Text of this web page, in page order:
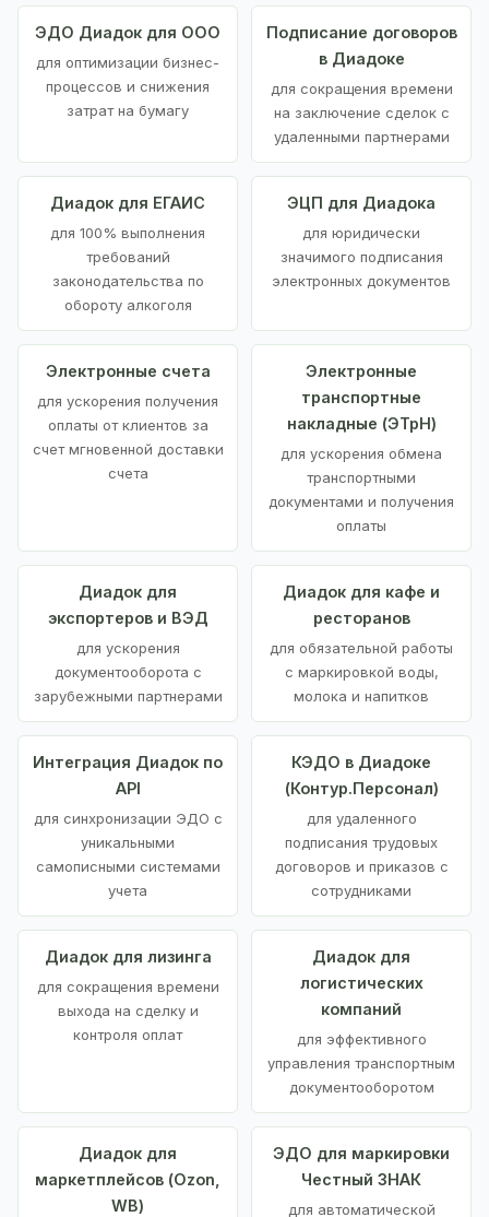
ЭДО Диадок для ООО
для оптимизации бизнес-
процессов и снижения
затрат на бумагу
Подписание договоров
в Диадоке
для сокращения времени
на заключение сделок с
удаленными партнерами
Диадок для ЕГАИС
для 100% выполнения
требований
законодательства по
обороту алкоголя
ЭЦП для Диадока
для юридически
значимого подписания
электронных документов
Электронные счета
для ускорения получения
оплаты от клиентов за
счет мгновенной доставки
счета
Электронные
транспортные
накладные (ЭТрН)
для ускорения обмена
транспортными
документами и получения
оплаты
Диадок для
экспортеров и ВЭД
для ускорения
документооборота с
зарубежными партнерами
Диадок для кафе и
ресторанов
для обязательной работы
с маркировкой воды,
молока и напитков
Интеграция Диадок по
API
для синхронизации ЭДО с
уникальными
самописными системами
учета
КЭДО в Диадоке
(Контур.Персонал)
для удаленного
подписания трудовых
договоров и приказов с
сотрудниками
Диадок для лизинга
для сокращения времени
выхода на сделку и
контроля оплат
Диадок для
логистических
компаний
для эффективного
управления транспортным
документооборотом
Диадок для
маркетплейсов (Ozon,
WB)
ЭДО для маркировки
Честный ЗНАК
для автоматической